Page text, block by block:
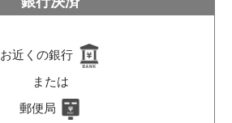
お近くの銀行
または
郵便局